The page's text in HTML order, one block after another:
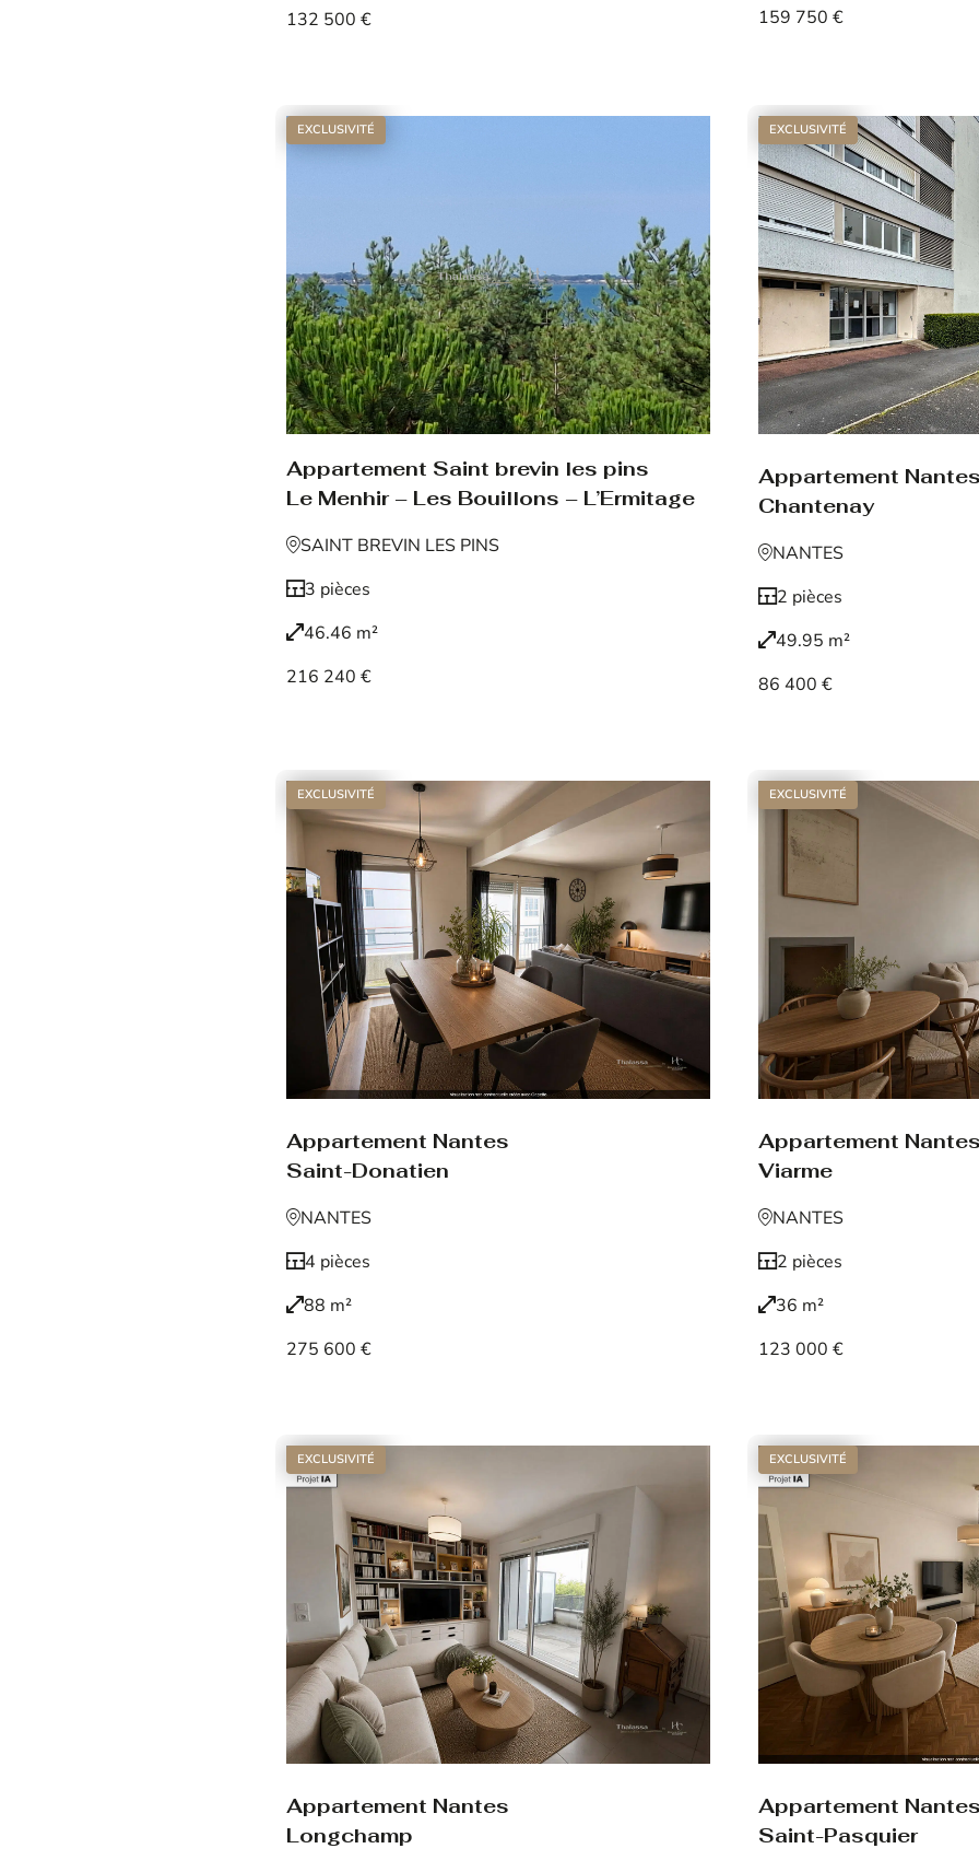
132 500 €
159 750 €
EXCLUSIVITÉ
Appartement Saint brevin les pins
Le Menhir – Les Bouillons – L’Ermitage
SAINT BREVIN LES PINS
3 pièces
46.46 m²
216 240 €
EXCLUSIVITÉ
Appartement
Chantenay
NANTES
2 pièces
49.95 m²
86 400 €
EXCLUSIVITÉ
Appartement Nantes
Saint-Donatien
NANTES
4 pièces
88 m²
275 600 €
EXCLUSIVITÉ
Appartement
Viarme
NANTES
2 pièces
36 m²
123 000 €
EXCLUSIVITÉ
Appartement Nantes
Longchamp
EXCLUSIVITÉ
Appartement
Saint-Pasquier